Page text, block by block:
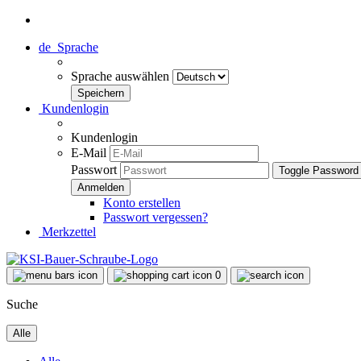
de Sprache
Sprache auswählen
Kundenlogin
Kundenlogin
E-Mail
Passwort
Toggle
Konto erstellen
Passwort vergessen?
Merkzettel
0
Suche
Alle